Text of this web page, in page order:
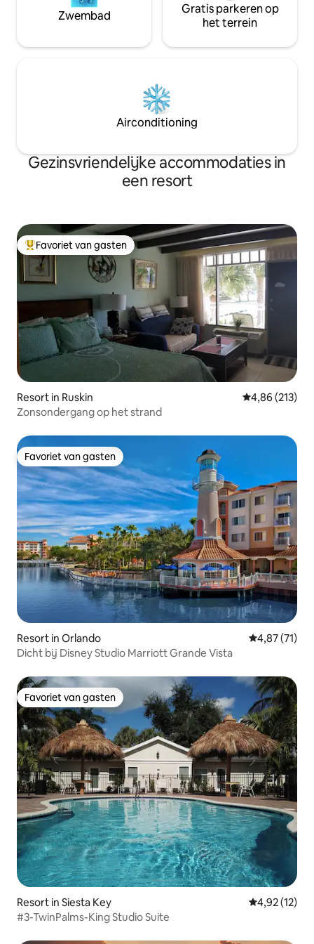
Zwembad
Gratis parkeren op
het terrein
Airconditioning
Gezinsvriendelijke accommodaties in
een resort
Topfavoriet van gasten
Favoriet van gasten
Resort in Ruskin Gemiddelde
4,86 (213)
Zonsondergang op het strand
Favoriet van gasten
Favoriet van gasten
Resort in Orlando Gemiddelde
4,87 (71)
Dicht bij Disney Studio Marriott Grande Vista
Favoriet van gasten
Favoriet van gasten
Resort in Siesta Key Gemiddelde
4,92 (12)
#3-TwinPalms-King Studio Suite